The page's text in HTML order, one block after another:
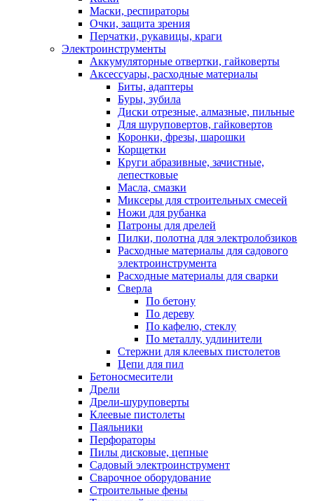
Маски, респираторы
Очки, защита зрения
Перчатки, рукавицы, краги
Электроинструменты
Аккумуляторные отвертки, гайковерты
Аксессуары, расходные материалы
Биты, адаптеры
Буры, зубила
Диски отрезные, алмазные, пильные
Для шуруповертов, гайковертов
Коронки, фрезы, шарошки
Корщетки
Круги абразивные, зачистные,
лепестковые
Масла, смазки
Миксеры для строительных смесей
Ножи для рубанка
Патроны для дрелей
Пилки, полотна для электролобзиков
Расходные материалы для садового
электроинструмента
Расходные материалы для сварки
Сверла
По бетону
По дереву
По кафелю, стеклу
По металлу, удлинители
Стержни для клеевых пистолетов
Цепи для пил
Бетоносмесители
Дрели
Дрели-шуруповерты
Клеевые пистолеты
Паяльники
Перфораторы
Пилы дисковые, цепные
Садовый электроинструмент
Сварочное оборудование
Строительные фены